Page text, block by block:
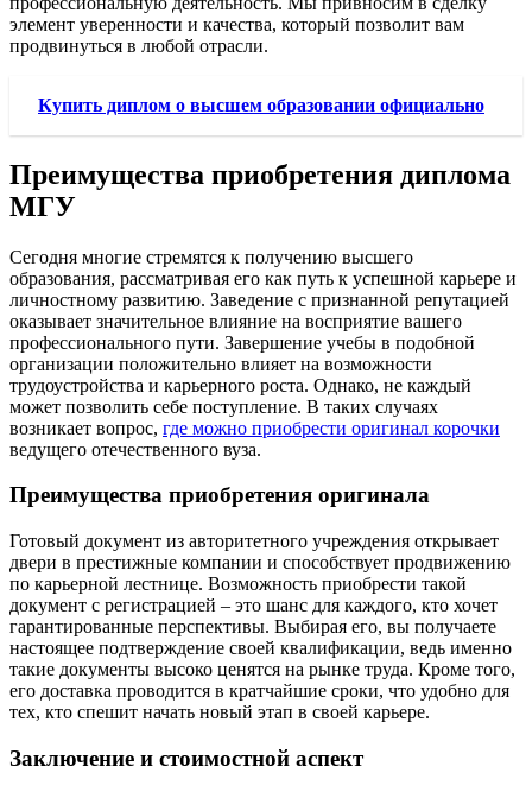
элемент уверенности и качества, который позволит вам
продвинуться в любой отрасли.
Купить диплом о высшем образовании официально
Преимущества приобретения диплома
МГУ
Сегодня многие стремятся к получению высшего
образования, рассматривая его как путь к успешной карьере и
личностному развитию. Заведение с признанной репутацией
оказывает значительное влияние на восприятие вашего
профессионального пути. Завершение учебы в подобной
организации положительно влияет на возможности
трудоустройства и карьерного роста. Однако, не каждый
может позволить себе поступление. В таких случаях
возникает вопрос, где можно приобрести оригинал корочки
ведущего отечественного вуза.
Преимущества приобретения оригинала
Готовый документ из авторитетного учреждения открывает
двери в престижные компании и способствует продвижению
по карьерной лестнице. Возможность приобрести такой
документ с регистрацией – это шанс для каждого, кто хочет
гарантированные перспективы. Выбирая его, вы получаете
настоящее подтверждение своей квалификации, ведь именно
такие документы высоко ценятся на рынке труда. Кроме того,
его доставка проводится в кратчайшие сроки, что удобно для
тех, кто спешит начать новый этап в своей карьере.
Заключение и стоимостной аспект